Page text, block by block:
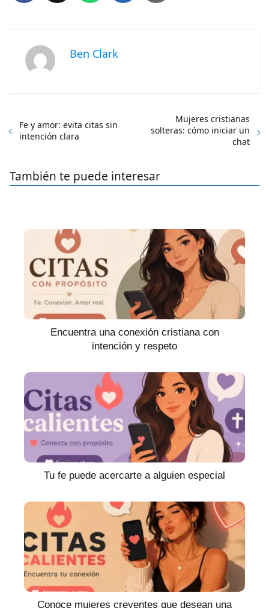
Ben Clark
Fe y amor: evita citas sin
intención clara
Mujeres cristianas
solteras: cómo iniciar un
chat
También te puede interesar
Encuentra una conexión cristiana con
intención y respeto
Tu fe puede acercarte a alguien especial
Conoce mujeres creyentes que desean una